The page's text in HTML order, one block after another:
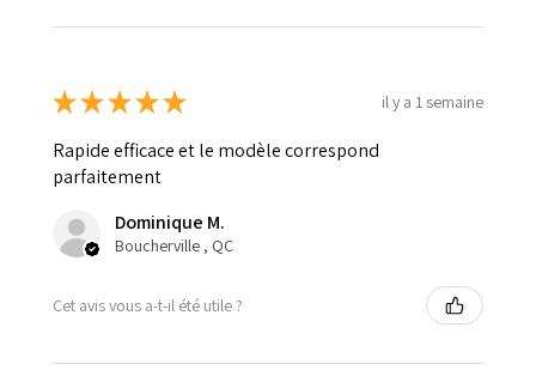
★★★★★ il y a 1 semaine
Rapide efficace et le modèle correspond
parfaitement
Dominique M.
Boucherville , QC
Cet avis vous a-t-il été utile ?